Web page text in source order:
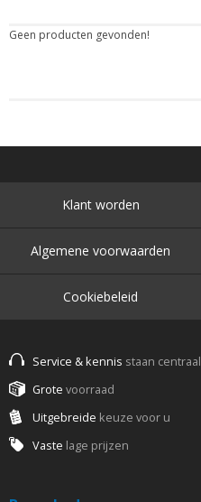
Geen producten gevonden!
Klant worden
Algemene voorwaarden
Cookiebeleid
Service & kennis staan centraal
Grote voorraad
Uitgebreide keuze voor u
Vaste lage prijzen